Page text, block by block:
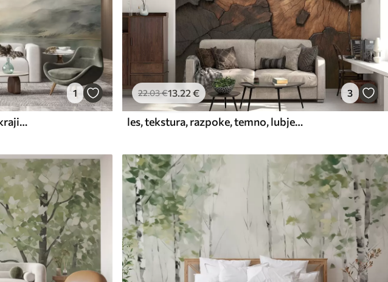
1
Poslikana akvarelna gorska pokrajina
22.03€13.22 € 3
les, tekstura, razpoke, temno, lubje, površina